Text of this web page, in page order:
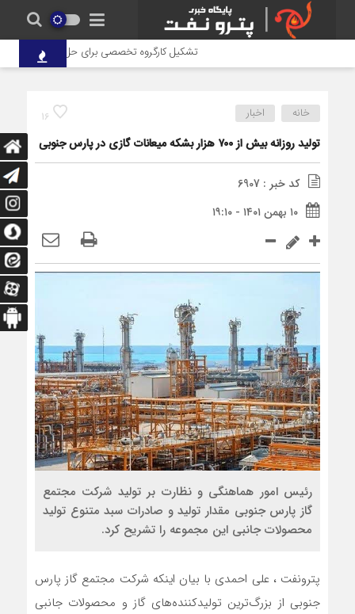
تشکیل کارگروه تخصصی برای حل مشکلات اسناد
16 خانه اخبار
تولید روزانه بیش از ۷۰۰ هزار بشکه میعانات گازی در پارس جنوبی
کد خبر : 6907
۱۰ بهمن ۱۴۰۱ - ۱۹:۱۰
رئیس امور هماهنگی و نظارت بر تولید شرکت مجتمع
گاز پارس جنوبی مقدار تولید و صادرات سبد متنوع تولید
محصولات جانبی این مجموعه را تشریح کرد.
پترونفت ، علی احمدی با بیان اینکه شرکت مجتمع گاز پارس
جنوبی از بزرگ‌ترین تولیدکننده‌های گاز و محصولات جانبی